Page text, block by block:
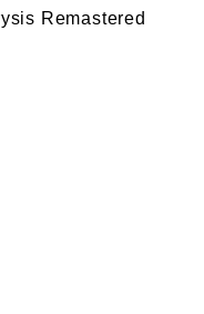
Remastered